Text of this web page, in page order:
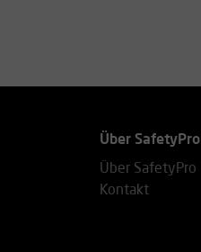
Über SafetyPro
Über SafetyPro
Kontakt